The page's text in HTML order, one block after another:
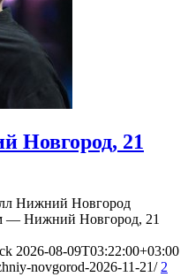
Новгород, 21
Нижний Новгород
— Нижний Новгород, 21
2026-08-09T03:22:00+03:00
novgorod-2026-11-21/ 2